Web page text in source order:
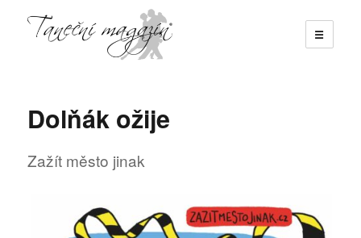
☰
Dolňák ožije
Zažít město jinak